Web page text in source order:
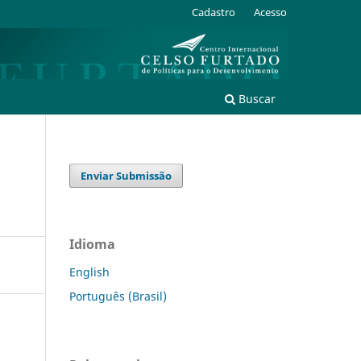
Buscar
Cadastro Acesso
Enviar Submissão
Idioma
English
Português (Brasil)